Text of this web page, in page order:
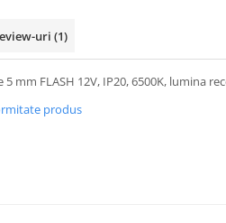
uri (1)
mm FLASH 12V, IP20, 6500K, lumina
produs